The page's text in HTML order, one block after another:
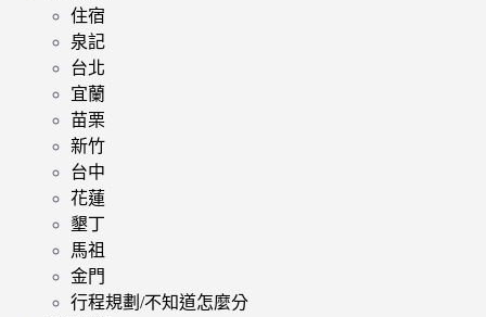
住宿
泉記
台北
宜蘭
苗栗
新竹
台中
花蓮
墾丁
馬祖
金門
行程規劃/不知道怎麼分